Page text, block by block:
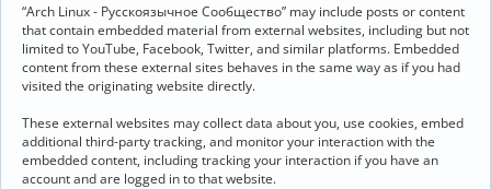
“Arch Linux - Русскоязычное Сообщество” may include posts or content
that contain embedded material from external websites, including but not
limited to YouTube, Facebook, Twitter, and similar platforms. Embedded
content from these external sites behaves in the same way as if you had
visited the originating website directly.
These external websites may collect data about you, use cookies, embed
additional third-party tracking, and monitor your interaction with the
embedded content, including tracking your interaction if you have an
account and are logged in to that website.